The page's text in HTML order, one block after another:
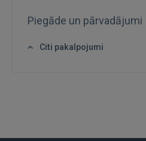
IENĀKT
Piegāde un pārvadājumi
Citi pakalpojumi